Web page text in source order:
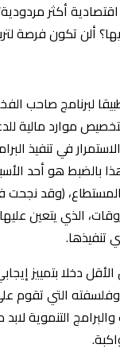
اقتصادية أكثر
ألن تكون فرصة
لبرنامج صاحب
موارد مالية
في تنفيذ
بالضبط هو أحد
(وقد
الذي يتعين
تنفيذها.
دخلا بتمييز
التي تقوم
التنموية